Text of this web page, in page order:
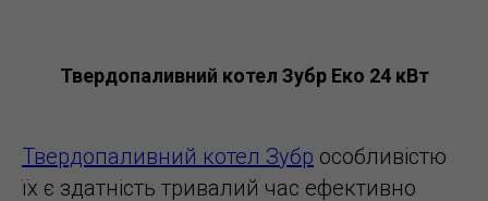
Твердопаливний котел Зубр Еко 24 кВт
Твердопаливний котел Зубр особливістю
їх є здатність тривалий час ефективно